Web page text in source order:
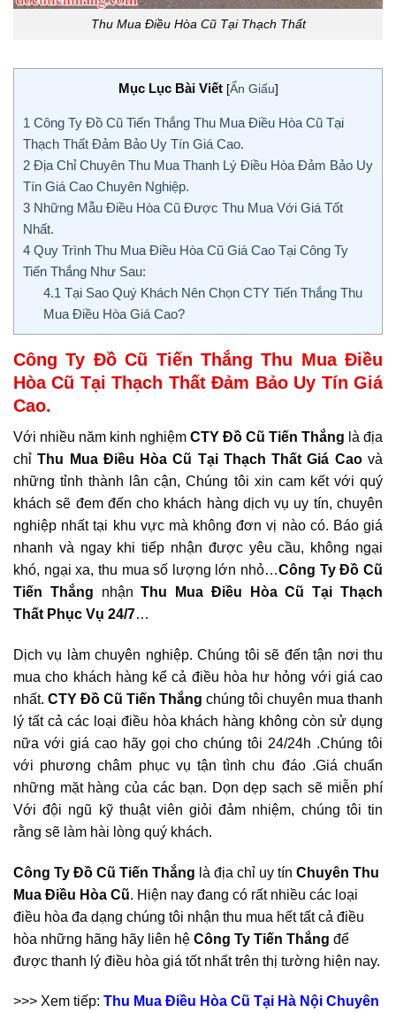
Thu Mua Điều Hòa Cũ Tại Thạch Thất
Mục Lục Bài Viết [Ẩn Giấu]
1 Công Ty Đồ Cũ Tiến Thắng Thu Mua Điều Hòa Cũ Tại
Thạch Thất Đảm Bảo Uy Tín Giá Cao.
2 Địa Chỉ Chuyên Thu Mua Thanh Lý Điều Hòa Đảm Bảo Uy
Tín Giá Cao Chuyên Nghiệp.
3 Những Mẫu Điều Hòa Cũ Được Thu Mua Với Giá Tốt
Nhất.
4 Quy Trình Thu Mua Điều Hòa Cũ Giá Cao Tại Công Ty
Tiến Thắng Như Sau:
4.1 Tại Sao Quý Khách Nên Chọn CTY Tiến Thắng Thu
Mua Điều Hòa Giá Cao?
Công Ty Đồ Cũ Tiến Thắng Thu Mua Điều
Hòa Cũ Tại Thạch Thất Đảm Bảo Uy Tín Giá
Cao.
Với nhiều năm kinh nghiệm CTY Đồ Cũ Tiến Thắng là địa
chỉThu Mua Điều Hòa Cũ Tại Thạch Thất Giá Caovà
những tỉnh thành lân cận, Chúng tôi xin cam kết với quý
khách sẽ đem đến cho khách hàng dịch vụ uy tín, chuyên
nghiệp nhất tại khu vực mà không đơn vị nào có. Báo giá
nhanh và ngay khi tiếp nhận được yêu cầu, không ngại
khó, ngại xa, thu mua số lượng lớn nhỏ…Công Ty Đồ Cũ
Tiến Thắng nhậnThu Mua Điều Hòa Cũ Tại Thạch
Thất Phục Vụ 24/7…
Dịch vụ làm chuyên nghiệp. Chúng tôi sẽ đến tận nơi thu
mua cho khách hàng kể cả điều hòa hư hỏng với giá cao
nhất. CTY Đồ Cũ Tiến Thắng chúng tôi chuyên mua thanh
lý tất cả các loại điều hòa khách hàng không còn sử dụng
nữa với giá cao hãy gọi cho chúng tôi 24/24h .Chúng tôi
với phương châm phục vụ tận tình chu đáo .Giá chuẩn
những mặt hàng của các bạn. Dọn dẹp sạch sẽ miễn phí
Với đội ngũ kỹ thuật viên giỏi đảm nhiệm, chúng tôi tin
rằng sẽ làm hài lòng quý khách.
Công Ty Đồ Cũ Tiến Thắng là địa chỉ uy tín Chuyên Thu
Mua Điều Hòa Cũ. Hiện nay đang có rất nhiều các loại
điều hòa đa dạng chúng tôi nhận thu mua hết tất cả điều
hòa những hãng hãy liên hệ Công Ty Tiến Thắng để
được thanh lý điều hòa giá tốt nhất trên thị tường hiện nay.
>>> Xem tiếp: Thu Mua Điều Hòa Cũ Tại Hà Nội Chuyên